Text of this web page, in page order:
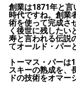
創業は1871年と
時代ですね。創業
術を使って完成さ
く後世に残したい
寿と言われる伝説
てオールド・パー
トーマス・パーは
スキーの熟成を、
ドの技術をオマー